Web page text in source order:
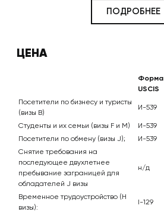
ПОДРОБНЕЕ
ЦЕНА
Форма
USCIS
Посетители по бизнесу и туристы
(визы B)
И-539
Студенты и их семьи (визы F и M) И-539
Посетители по обмену (визы J);
И-539
Снятие требования на
последующее двухлетнее
пребывание заграницей для
обладателей J визы
н/д
Временное трудоустройство (H
визы):
I-129